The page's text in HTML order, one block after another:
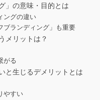
」の意味・目的とは
ングの違い
ブランディング」も重要
メリットは？
がる
と生じるデメリットとは
やすい